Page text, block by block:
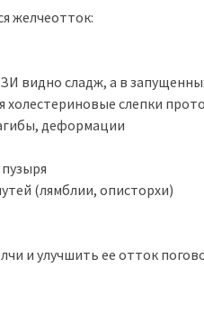
желчеотток:
видно сладж, а в
холестериновые слепки
деформации
(лямблии, описторхи)
и улучшить ее отток